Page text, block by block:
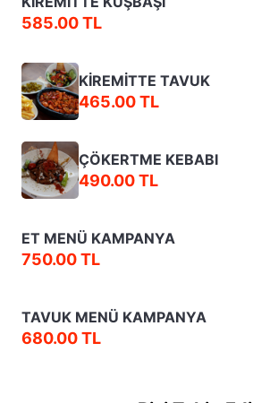
585.00 TL
KİREMİTTE TAVUK
465.00 TL
ÇÖKERTME KEBABI
490.00 TL
ET MENÜ KAMPANYA
750.00 TL
TAVUK MENÜ KAMPANYA
680.00 TL